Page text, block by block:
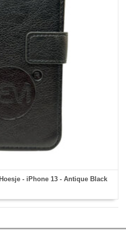
- iPhone 13 - Antique Black